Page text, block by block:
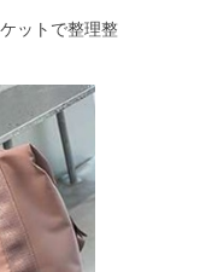
ットで整理整